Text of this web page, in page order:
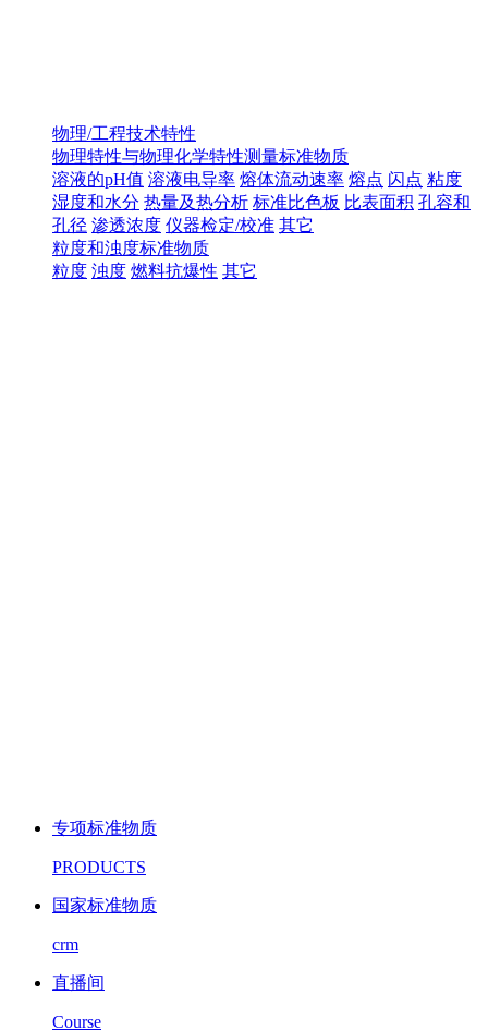
物理/工程技术特性
物理特性与物理化学特性测量标准物质
溶液的pH值 溶液电导率 熔体流动速率 熔点 闪点 粘度
湿度和水分 热量及热分析 标准比色板 比表面积 孔容和
孔径 渗透浓度 仪器检定/校准 其它
粒度和浊度标准物质
粒度 浊度 燃料抗爆性 其它
专项标准物质
PRODUCTS
国家标准物质
crm
直播间
Course